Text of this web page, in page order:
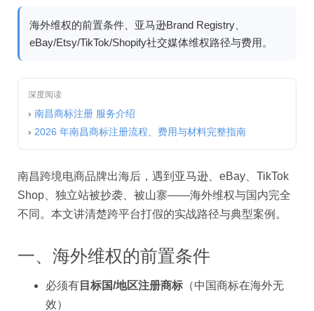
海外维权的前置条件、亚马逊Brand Registry、
eBay/Etsy/TikTok/Shopify社交媒体维权路径与费用。
深度阅读
› 南昌商标注册 服务介绍
› 2026 年南昌商标注册流程、费用与材料完整指南
南昌跨境电商品牌出海后，遇到亚马逊、eBay、TikTok
Shop、独立站被抄袭、被山寨——海外维权与国内完全
不同。本文讲清楚跨平台打假的实战路径与典型案例。
一、海外维权的前置条件
必须有 目标国/地区注册商标 （中国商标在海外无
效）